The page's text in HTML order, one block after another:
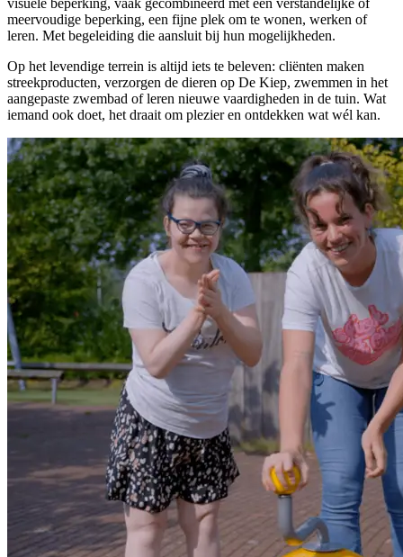
meervoudige beperking, een fijne plek om te wonen, werken of
leren. Met begeleiding die aansluit bij hun mogelijkheden.
Op het levendige terrein is altijd iets te beleven: cliënten maken
streekproducten, verzorgen de dieren op De Kiep, zwemmen in het
aangepaste zwembad of leren nieuwe vaardigheden in de tuin. Wat
iemand ook doet, het draait om plezier en ontdekken wat wél kan.